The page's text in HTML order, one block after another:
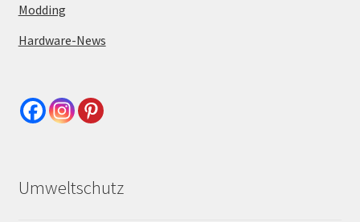
Modding
Hardware-News
Umweltschutz